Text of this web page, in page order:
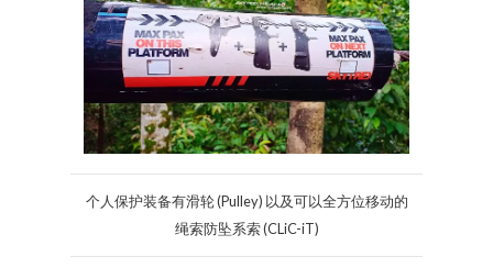
个人保护装备有滑轮 (Pulley) 以及可以全方位移动的
绳索防坠系索 (CLiC-iT)